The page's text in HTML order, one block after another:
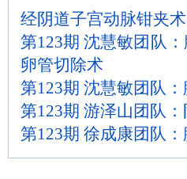
经阴道子宫动脉钳夹术
第123期 沈慧敏团队
卵管切除术
第123期 沈慧敏团队
第123期 游泽山团队
第123期 徐成康团队